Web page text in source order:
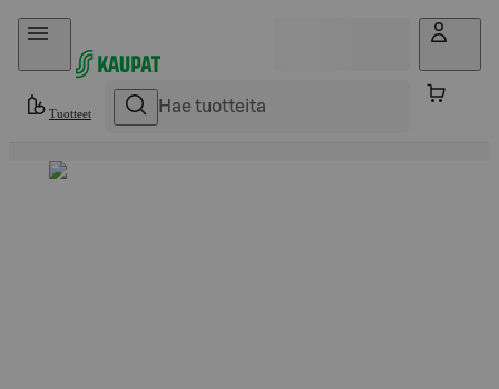
Hyppää sisältöön
Tuotteet